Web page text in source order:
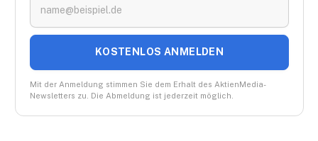
KOSTENLOS ANMELDEN
Mit der Anmeldung stimmen Sie dem Erhalt des AktienMedia-
Newsletters zu. Die Abmeldung ist jederzeit möglich.